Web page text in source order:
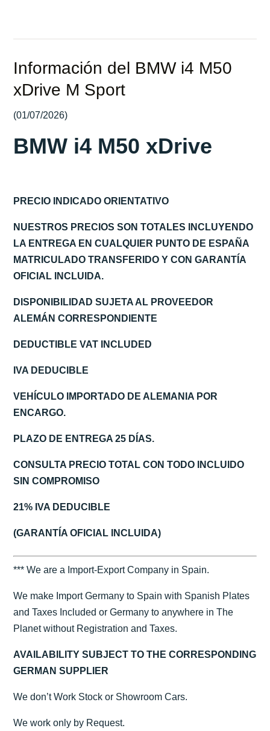
Información del BMW i4 M50
xDrive M Sport
(01/07/2026)
BMW i4 M50 xDrive
PRECIO INDICADO ORIENTATIVO
NUESTROS PRECIOS SON TOTALES INCLUYENDO
LA ENTREGA EN CUALQUIER PUNTO DE ESPAÑA
MATRICULADO TRANSFERIDO Y CON GARANTÍA
OFICIAL INCLUIDA.
DISPONIBILIDAD SUJETA AL PROVEEDOR
ALEMÁN CORRESPONDIENTE
DEDUCTIBLE VAT INCLUDED
IVA DEDUCIBLE
VEHÍCULO IMPORTADO DE ALEMANIA POR
ENCARGO.
PLAZO DE ENTREGA 25 DÍAS.
CONSULTA PRECIO TOTAL CON TODO INCLUIDO
SIN COMPROMISO
21% IVA DEDUCIBLE
(GARANTÍA OFICIAL INCLUIDA)
*** We are a Import-Export Company in Spain.
We make Import Germany to Spain with Spanish Plates
and Taxes Included or Germany to anywhere in The
Planet without Registration and Taxes.
AVAILABILITY SUBJECT TO THE CORRESPONDING
GERMAN SUPPLIER
We don’t Work Stock or Showroom Cars.
We work only by Request.